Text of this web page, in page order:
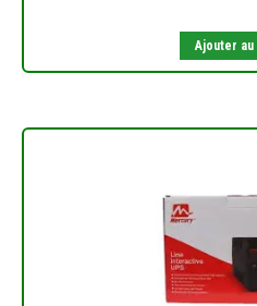
Ajouter au